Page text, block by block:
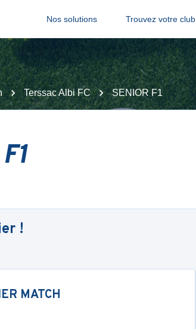
Nos solutions Trouvez votre club
Terssac Albi FC SENIOR F1
!
MATCH